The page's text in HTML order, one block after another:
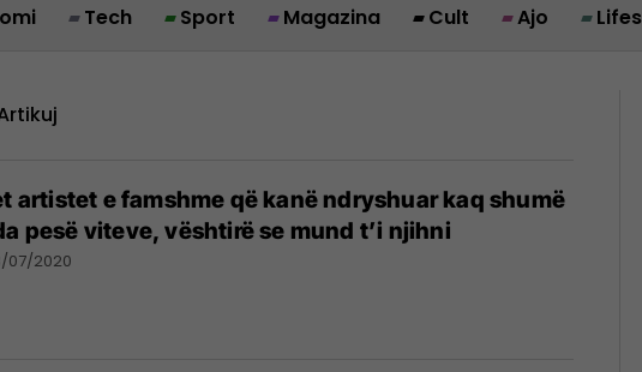
Tech Sport Magazina Cult Ajo
artistet e famshme që kanë ndryshuar kaq shumë
pesë viteve, vështirë se mund t’i njihni
07/2020